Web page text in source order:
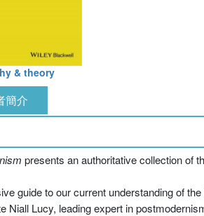
& theory
簡介
presents an authoritative collection of
guide to our current understanding of
Niall Lucy, leading expert in